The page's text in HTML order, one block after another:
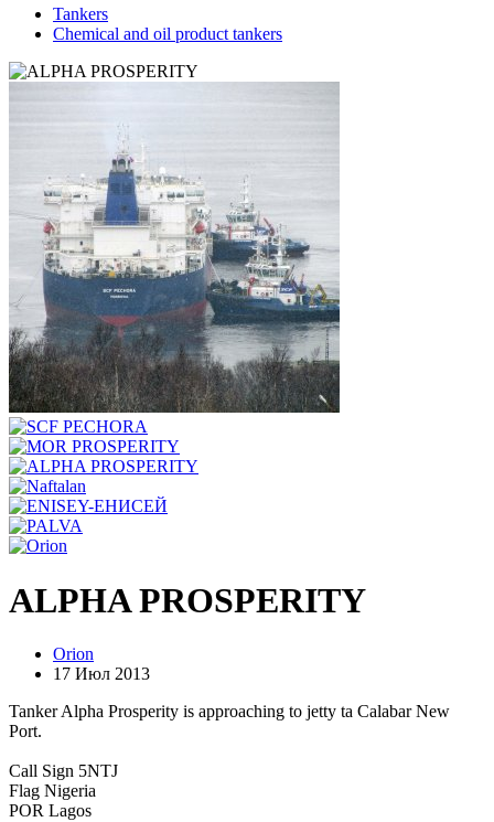
Tankers
Chemical and oil product tankers
ALPHA PROSPERITY
Orion
17 Июл 2013
Tanker Alpha Prosperity is approaching to jetty ta Calabar New
Port.
Call Sign 5NTJ
Flag Nigeria
POR Lagos